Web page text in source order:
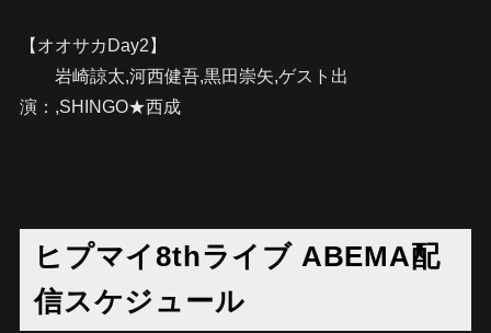
【オオサカDay2】
岩崎諒太,河西健吾,黒田崇矢,ゲスト出
演：,SHINGO★西成
ヒプマイ8thライブ ABEMA配
信スケジュール